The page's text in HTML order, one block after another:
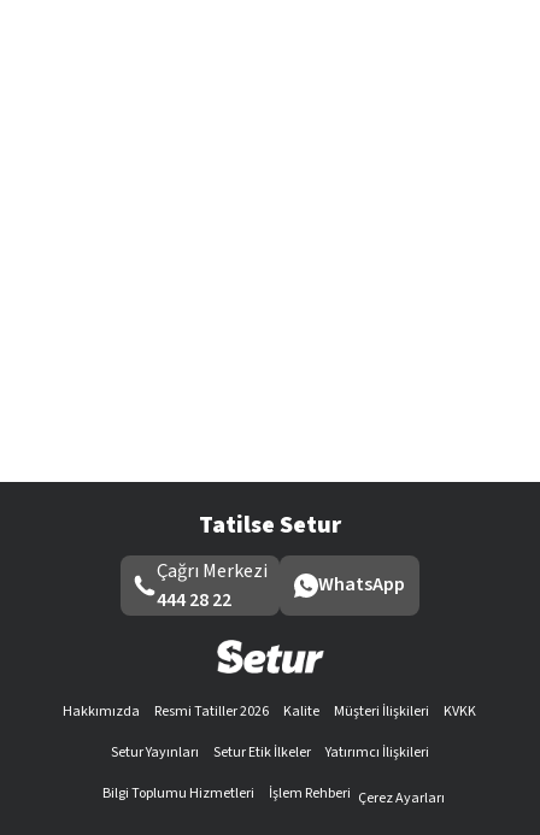
Tatilse Setur
Çağrı Merkezi
444 28 22
WhatsApp
Hakkımızda Resmi Tatiller 2026 Kalite Müşteri İlişkileri
KVKK
Setur Yayınları
Setur Etik İlkeler
Yatırımcı İlişkileri
Bilgi Toplumu Hizmetleri
İşlem Rehberi Çerez Ayarları